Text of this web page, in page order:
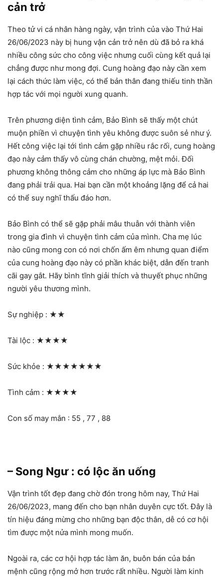
cản trở
Theo tử vi cá nhân hàng ngày, vận trình của vào Thứ Hai
26/06/2023 này bị hung vận cản trở nên dù đã bỏ ra khá
nhiều công sức cho công việc nhưng cuối cùng kết quả lại
chẳng được như mong đợi. Cung hoàng đạo này cần xem
lại cách thức làm việc, có thể bản thân đang thiếu tinh thần
hợp tác với mọi người xung quanh.
Trên phương diện tình cảm, Bảo Bình sẽ thấy một chút
muộn phiền vì chuyện tình yêu không được suôn sẻ như ý.
Hết công việc lại tới tình cảm gặp nhiều rắc rối, cung hoàng
đạo này cảm thấy vô cùng chán chường, mệt mỏi. Đối
phương không thông cảm cho những áp lực mà Bảo Bình
đang phải trải qua. Hai bạn cần một khoảng lặng để cả hai
có thể suy nghĩ thấu đáo hơn.
Bảo Bình có thể sẽ gặp phải mâu thuẫn với thành viên
trong gia đình vì chuyện tình cảm của mình. Cha mẹ lúc
nào cũng mong con có nơi chốn ấm êm nhưng quan điểm
của cung hoàng đạo này có phần khác biệt, dẫn đến tranh
cãi gay gắt. Hãy bình tĩnh giải thích và thuyết phục những
người yêu thương mình.
Sự nghiệp : ★★
Tài lộc : ★★★★
Sức khỏe : ★★★★★★★
Tình cảm : ★★★★
Con số may mắn : 55 , 77 , 88
– Song Ngư : có lộc ăn uống
Vận trình tốt đẹp đang chờ đón trong hôm nay, Thứ Hai
26/06/2023, mang đến cho bạn nhân duyên cực tốt. Đây là
tín hiệu đáng mừng cho những bạn độc thân, dễ có cơ hội
tìm được một nửa mình mong muốn.
Ngoài ra, các cơ hội hợp tác làm ăn, buôn bán của bản
mệnh cũng rộng mở hơn trước rất nhiều. Người làm kinh